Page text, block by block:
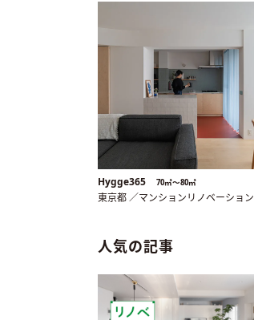
Hygge365 70㎡〜80㎡
東京都 ／マンションリノベーション
人気の記事